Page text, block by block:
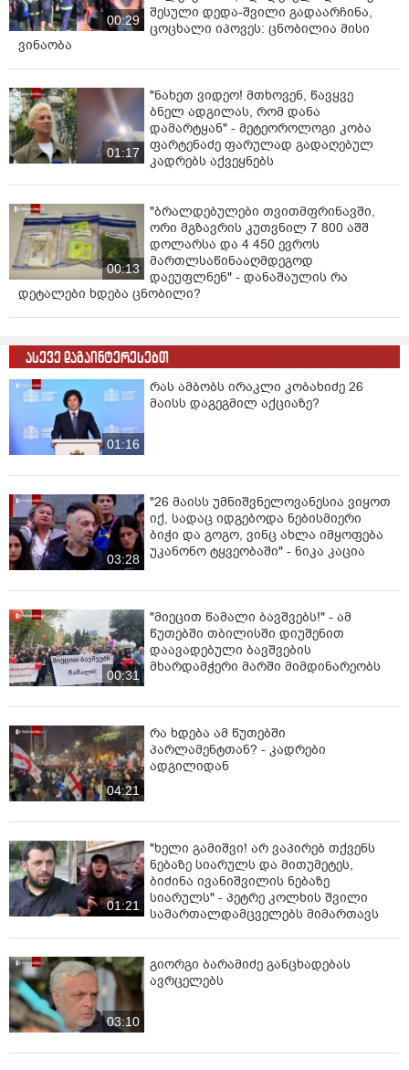
00:29
შესული დედა-შვილი გადაარჩინა,
ცოცხალი იპოვეს: ცნობილია მისი
ვინაობა
01:17
"ნახეთ ვიდეო! მთხოვენ, წავყვე
ბნელ ადგილას, რომ დანა
დამარტყან" - მეტეოროლოგი კობა
ფარტენაძე ფარულად გადაღებულ
კადრებს აქვეყნებს
00:13
"ბრალდებულები თვითმფრინავში,
ორი მგზავრის კუთვნილ 7 800 აშშ
დოლარსა და 4 450 ევროს
მართლსაწინააღმდეგოდ
დაეუფლნენ" - დანაშაულის რა
დეტალები ხდება ცნობილი?
ასევე დაგაინტერესებთ
01:16
რას ამბობს ირაკლი კობახიძე 26
მაისს დაგეგმილ აქციაზე?
03:28
"26 მაისს უმნიშვნელოვანესია ვიყოთ
იქ, სადაც იდგებოდა ნებისმიერი
ბიჭი და გოგო, ვინც ახლა იმყოფება
უკანონო ტყვეობაში" - ნიკა კაცია
00:31
"მიეცით წამალი ბავშვებს!" - ამ
წუთებში თბილისში დიუშენით
დაავადებული ბავშვების
მხარდამჭერი მარში მიმდინარეობს
04:21
რა ხდება ამ წუთებში
პარლამენტთან? - კადრები
ადგილიდან
01:21
"ხელი გამიშვი! არ ვაპირებ თქვენს
ნებაზე სიარულს და მითუმეტეს,
ბიძინა ივანიშვილის ნებაზე
სიარულს" - პეტრე კოლხის შვილი
სამართალდამცველებს მიმართავს
03:10
გიორგი ბარამიძე განცხადებას
ავრცელებს